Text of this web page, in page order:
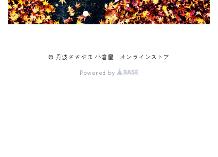
© 丹波ささやま 小倉屋｜オンラインストア
Powered by